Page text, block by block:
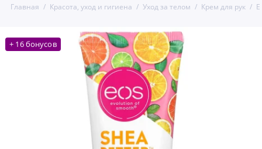
Главная Красота, уход и гигиена Уход за телом Крем для рук
+ 16 бонусов